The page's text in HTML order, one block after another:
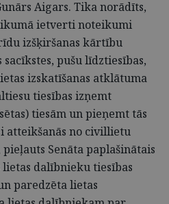
Aigars. Tika norādīts,
ietverti noteikumi
izšķiršanas kārtību
pušu līdztiesības,
izskatīšanas atklātuma
tiesības izņemt
tiesām un pieņemt tās
atteikšanās no civillietu
Senāta paplašinātais
dalībnieku tiesības
paredzēta lietas